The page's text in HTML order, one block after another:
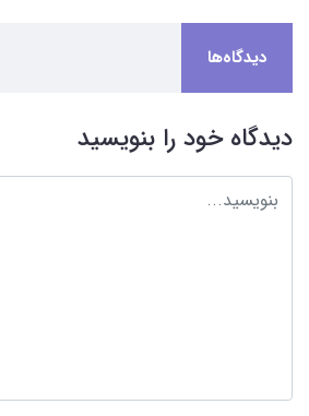
دیدگاه‌ها
دیدگاه خود را بنویسید